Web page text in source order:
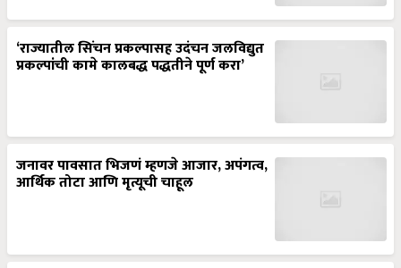
‘राज्यातील सिंचन प्रकल्पासह उदंचन जलविद्युत
प्रकल्पांची कामे कालबद्ध पद्धतीने पूर्ण करा’
जनावर पावसात भिजणं म्हणजे आजार, अपंगत्व,
आर्थिक तोटा आणि मृत्यूची चाहूल